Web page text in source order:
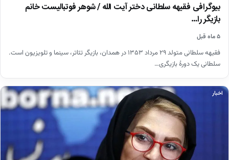
بیوگرافی فقیهه سلطانی دختر آیت الله / شوهر فوتبالیست خانم
بازیگر را…
۵ ماه قبل
فقیهه سلطانی متولد ۲۹ مرداد ۱۳۵۳ در همدان، بازیگر تئاتر، سینما و تلویزیون است.
سلطانی یک دورهٔ بازیگری…
اخبار